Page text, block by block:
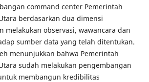
command center Pemerintah
berdasarkan dua dimensi
melakukan observasi, wawancara dan
sumber data yang telah ditentukan.
menunjukkan bahwa Pemerintah
sudah melakukan pengembangan
membangun kredibilitas